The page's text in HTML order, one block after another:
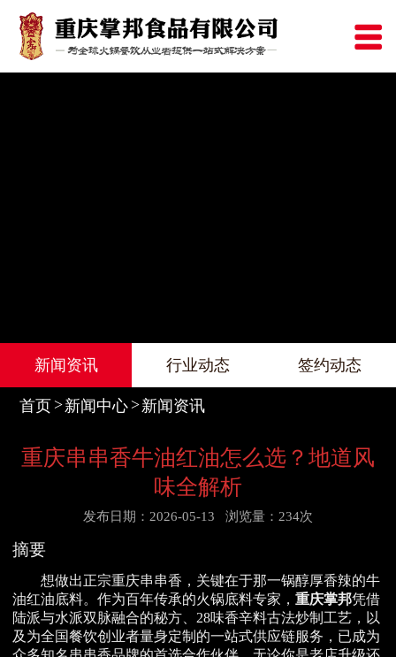
新闻资讯 行业动态 签约动态
首页 新闻中心 新闻资讯
重庆串串香牛油红油怎么选？地道风
味全解析
发布日期：2026-05-13 浏览量：234次
摘要
想做出正宗重庆串串香，关键在于那一锅醇厚香辣的牛
油红油底料。作为百年传承的火锅底料专家， 重庆掌邦凭借
陆派与水派双脉融合的秘方、28味香辛料古法炒制工艺，以
及为全国餐饮创业者量身定制的一站式供应链服务，已成为